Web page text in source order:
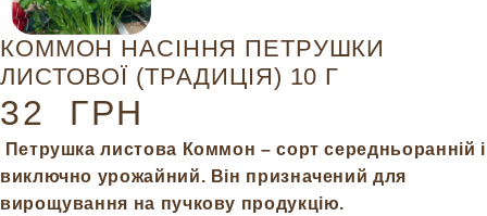
КОММОН НАСІННЯ ПЕТРУШКИ
ЛИСТОВОЇ (ТРАДИЦІЯ) 10 Г
32 ГРН
Петрушка листова Коммон – сорт середньоранній і
виключно урожайний. Він призначений для
вирощування на пучкову продукцію.